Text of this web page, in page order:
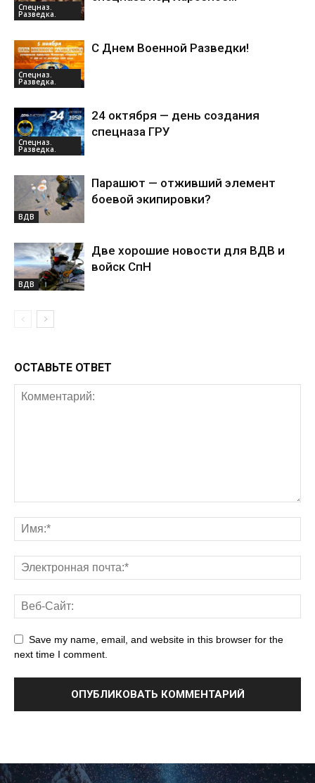
Спецназ.
Разведка.
Спецназ.
Разведка.
С Днем Военной Разведки!
Спецназ.
Разведка.
24 октября — день создания
спецназа ГРУ
ВДВ
Парашют — отживший элемент
боевой экипировки?
ВДВ
Две хорошие новости для ВДВ и
войск СпН
ОСТАВЬТЕ ОТВЕТ
Save my name, email, and website in this browser for the
next time I comment.